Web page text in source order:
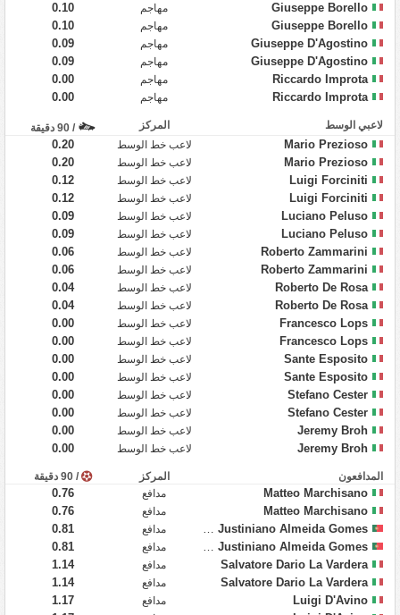
Giuseppe Borello
مهاجم
0.10
Giuseppe Borello
مهاجم
0.10
Giuseppe D'Agostino
مهاجم
0.09
Giuseppe D'Agostino
مهاجم
0.09
Riccardo Improta
مهاجم
0.00
Riccardo Improta
مهاجم 0.00
لاعبي الوسط المركز / 90 دقيقة
Mario Prezioso لاعب خط الوسط
0.20
Mario Prezioso
لاعب خط الوسط
0.20
Luigi Forciniti
لاعب خط الوسط
0.12
Luigi Forciniti
لاعب خط الوسط
0.12
Luciano Peluso
لاعب خط الوسط
0.09
Luciano Peluso
لاعب خط الوسط
0.09
Roberto Zammarini
لاعب خط الوسط
0.06
Roberto Zammarini
لاعب خط الوسط
0.06
Roberto De Rosa
لاعب خط الوسط
0.04
Roberto De Rosa
لاعب خط الوسط
0.04
Francesco Lops
لاعب خط الوسط
0.00
Francesco Lops
لاعب خط الوسط
0.00
Sante Esposito
لاعب خط الوسط
0.00
Sante Esposito
لاعب خط الوسط
0.00
Stefano Cester
لاعب خط الوسط
0.00
Stefano Cester
لاعب خط الوسط
0.00
Jeremy Broh
لاعب خط الوسط
0.00
Jeremy Broh
لاعب خط الوسط 0.00
المدافعون المركز / 90 دقيقة
Matteo Marchisano مدافع
0.76
Matteo Marchisano
مدافع
0.76
Pedro Justiniano Almeida Gomes
مدافع
0.81
Pedro Justiniano Almeida Gomes
مدافع
0.81
Salvatore Dario La Vardera
مدافع
1.14
Salvatore Dario La Vardera
مدافع
1.14
Luigi D'Avino
مدافع
1.17